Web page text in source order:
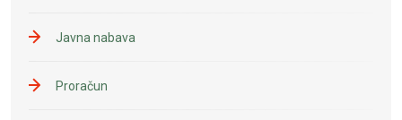
Javna nabava
Proračun